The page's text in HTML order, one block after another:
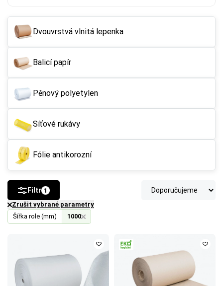
Dvouvrstvá vlnitá lepenka
Balicí papír
Pěnový polyetylen
Síťové rukávy
Fólie antikorozní
Šířka role (mm) 1000
Zrušit vybrané parametry
Filtr 1
FSC® (Forest Stewardship Council) zaručuje, že
udržitelně spravovaných lesů. Výrobky s tímto
označením podporují šetrné hospodaření
s přírodními zdroji.
Více o ekologických certifikátech